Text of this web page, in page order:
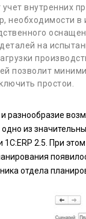
учет внутренних
необходимости в
на
позволит
простои.
разнообразие
из
2.5. При
отдела